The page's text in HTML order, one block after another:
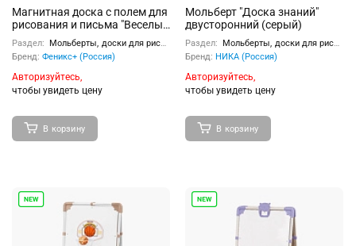
Магнитная доска c полем для
рисования и письма "Веселый
корги" 165х265 мм.
Раздел:
Мольберты, доски для рисования
Бренд: Феникс+ (Россия)
Авторизуйтесь,
чтобы увидеть цену
В корзину
Мольберт "Доска знаний"
двусторонний (серый)
Раздел:
Мольберты, доски для рисования
Бренд: НИКА (Россия)
Авторизуйтесь,
чтобы увидеть цену
В корзину